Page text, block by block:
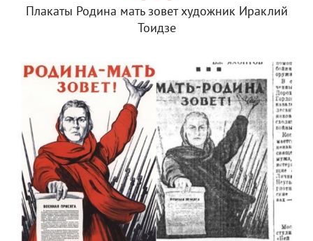
Плакаты Родина мать зовет художник Ираклий
Тоидзе